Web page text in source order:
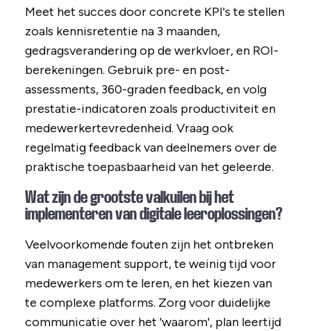
Meet het succes door concrete KPI's te stellen
zoals kennisretentie na 3 maanden,
gedragsverandering op de werkvloer, en ROI-
berekeningen. Gebruik pre- en post-
assessments, 360-graden feedback, en volg
prestatie-indicatoren zoals productiviteit en
medewerkertevredenheid. Vraag ook
regelmatig feedback van deelnemers over de
praktische toepasbaarheid van het geleerde.
Wat zijn de grootste valkuilen bij het
implementeren van digitale leeroplossingen?
Veelvoorkomende fouten zijn het ontbreken
van management support, te weinig tijd voor
medewerkers om te leren, en het kiezen van
te complexe platforms. Zorg voor duidelijke
communicatie over het 'waarom', plan leertijd